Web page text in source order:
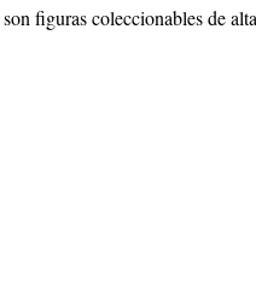
son figuras coleccionables de